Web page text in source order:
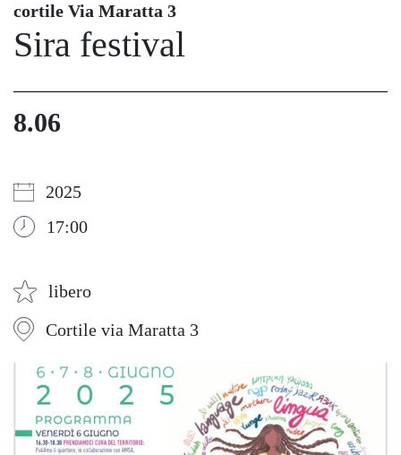
cortile Via Maratta 3
Sira festival
8.06
2025
17:00
libero
Cortile via Maratta 3